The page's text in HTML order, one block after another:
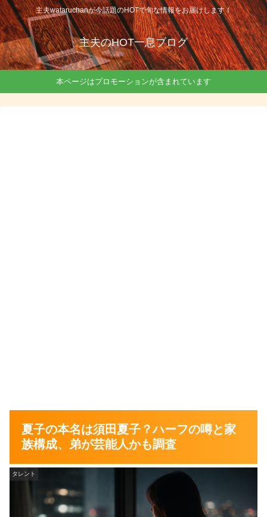
主夫wataruchanが今話題のHOTで旬な情報をお届けします！
主夫のHOT一息ブログ
本ページはプロモーションが含まれています
夏子の本名は須田夏子？ハーフの噂と家
族構成、弟が芸能人かも調査
タレント